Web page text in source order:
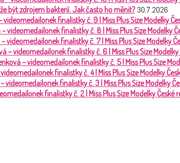
být zdrojem bakterií. Jak často ho měnit? 30.7.2026
finalistky č. 9 | Miss Plus Size Modelky
videomedailonek finalistky č. 8 | Miss Plus Size Modelky
videomedailonek finalistky č. 7 | Miss Plus Size Modelky
– videomedailonek finalistky č. 6 | Miss Plus Size
– videomedailonek finalistky č. 5 | Miss Plus Size
finalistky č. 4 | Miss Plus Size Modelky
videomedailonek finalistky č. 3 | Miss Plus Size Modelky
finalistky č. 2 | Miss Plus Size Modelky České